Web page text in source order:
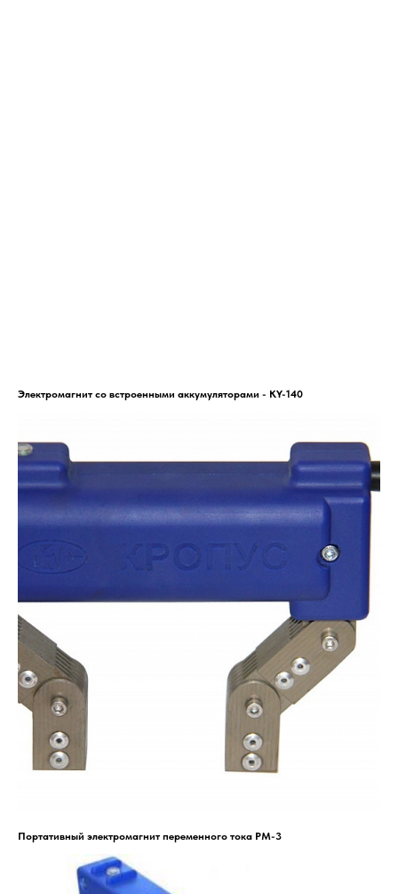
Электромагнит со встроенными аккумуляторами - KY-140
Портативный электромагнит переменного тока PM-3